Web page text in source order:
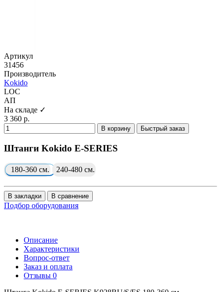
Артикул
31456
Производитель
Kokido
LOC
АП
На складе ✓
3 360 р.
В корзину Быстрый заказ
Штанги Kokido E-SERIES
180-360 см. 240-480 см.
В закладки В сравнение
Подбор оборудования
Описание
Характеристики
Вопрос-ответ
Заказ и оплата
Отзывы 0